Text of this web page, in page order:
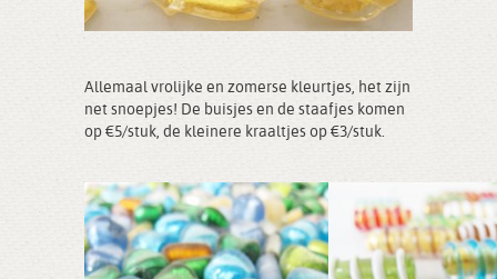
Allemaal vrolijke en zomerse kleurtjes, het zijn
net snoepjes! De buisjes en de staafjes komen
op €5/stuk, de kleinere kraaltjes op €3/stuk.